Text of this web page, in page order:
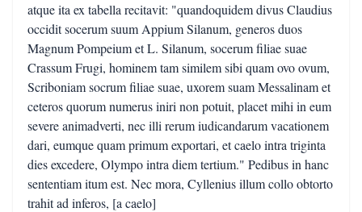
atque ita ex tabella recitavit: "quandoquidem divus Claudius
occidit socerum suum Appium Silanum, generos duos
Magnum Pompeium et L. Silanum, socerum filiae suae
Crassum Frugi, hominem tam similem sibi quam ovo ovum,
Scriboniam socrum filiae suae, uxorem suam Messalinam et
ceteros quorum numerus iniri non potuit, placet mihi in eum
severe animadverti, nec illi rerum iudicandarum vacationem
dari, eumque quam primum exportari, et caelo intra triginta
dies excedere, Olympo intra diem tertium." Pedibus in hanc
sententiam itum est. Nec mora, Cyllenius illum collo obtorto
trahit ad inferos, [a caelo]